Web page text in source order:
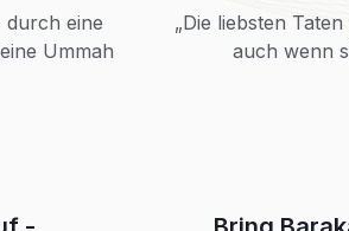
durch eine
Ummah
„Die liebsten
auch wenn